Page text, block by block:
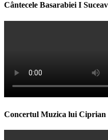
Cântecele Basarabiei I
Concertul Muzica lui